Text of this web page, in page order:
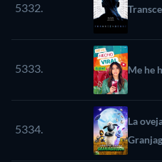
5332.
5333. Me he
5334.
La